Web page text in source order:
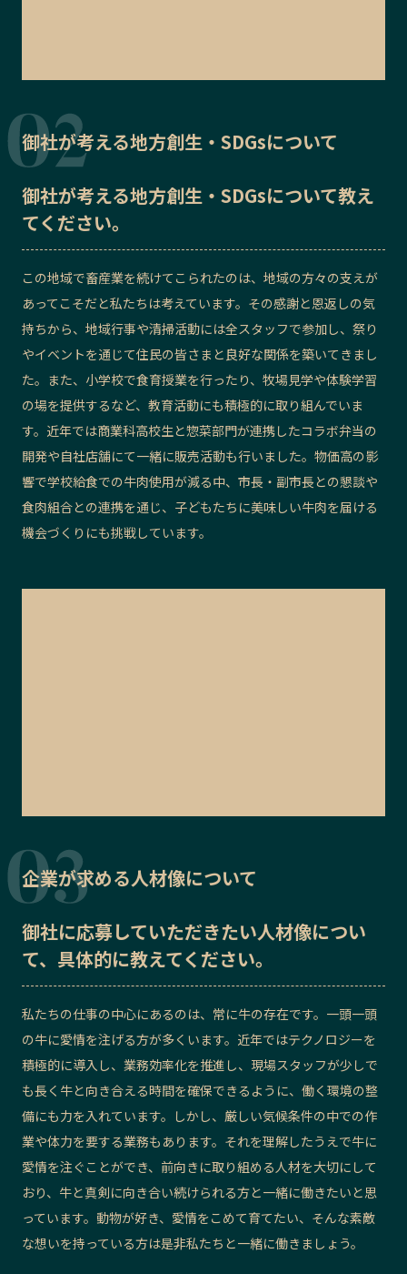
御社が考える地方創生・SDGsについて
御社が考える地方創生・SDGsについて教え
てください。
この地域で畜産業を続けてこられたのは、地域の方々の支えが
あってこそだと私たちは考えています。その感謝と恩返しの気
持ちから、地域行事や清掃活動には全スタッフで参加し、祭り
やイベントを通じて住民の皆さまと良好な関係を築いてきまし
た。また、小学校で食育授業を行ったり、牧場見学や体験学習
の場を提供するなど、教育活動にも積極的に取り組んでいま
す。近年では商業科高校生と惣菜部門が連携したコラボ弁当の
開発や自社店舗にて一緒に販売活動も行いました。物価高の影
響で学校給食での牛肉使用が減る中、市長・副市長との懇談や
食肉組合との連携を通じ、子どもたちに美味しい牛肉を届ける
機会づくりにも挑戦しています。
企業が求める人材像について
御社に応募していただきたい人材像につい
て、具体的に教えてください。
私たちの仕事の中心にあるのは、常に牛の存在です。一頭一頭
の牛に愛情を注げる方が多くいます。近年ではテクノロジーを
積極的に導入し、業務効率化を推進し、現場スタッフが少しで
も長く牛と向き合える時間を確保できるように、働く環境の整
備にも力を入れています。しかし、厳しい気候条件の中での作
業や体力を要する業務もあります。それを理解したうえで牛に
愛情を注ぐことができ、前向きに取り組める人材を大切にして
おり、牛と真剣に向き合い続けられる方と一緒に働きたいと思
っています。動物が好き、愛情をこめて育てたい、そんな素敵
な想いを持っている方は是非私たちと一緒に働きましょう。